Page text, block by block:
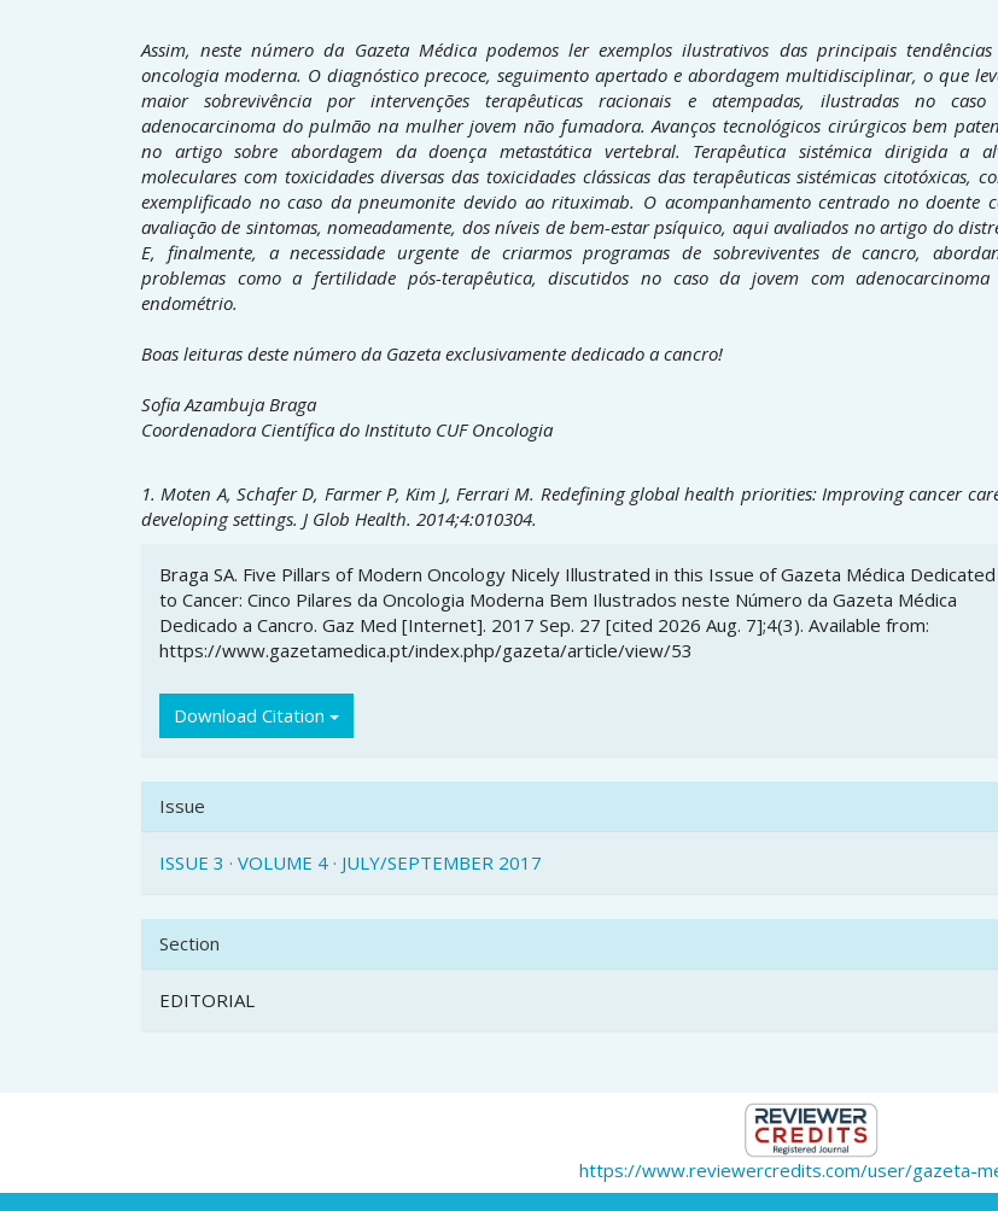
Assim, neste número da Gazeta Médica podemos ler exemplos ilustrativos das principais
oncologia moderna. O diagnóstico precoce, seguimento apertado e abordagem multidisciplinar, o que
maior sobrevivência por intervenções terapêuticas racionais e atempadas, ilustradas no caso
adenocarcinoma do pulmão na mulher jovem não fumadora. Avanços tecnológicos cirúrgicos bem
no artigo sobre abordagem da doença metastática vertebral. Terapêutica sistémica dirigida a
moleculares com toxicidades diversas das toxicidades clássicas das terapêuticas sistémicas citotóxicas,
exemplificado no caso da pneumonite devido ao rituximab. O acompanhamento centrado no doente
avaliação de sintomas, nomeadamente, dos níveis de bem-estar psíquico, aqui avaliados no artigo do
E, finalmente, a necessidade urgente de criarmos programas de sobreviventes de cancro,
problemas como a fertilidade pós-terapêutica, discutidos no caso da jovem com
endométrio.
Boas leituras deste número da Gazeta exclusivamente dedicado a cancro!
Sofia Azambuja Braga
Coordenadora Científica do Instituto CUF Oncologia
1. Moten A, Schafer D, Farmer P, Kim J, Ferrari M. Redefining global health priorities: Improving cancer
developing settings. J Glob Health. 2014;4:010304.
Article
Details
Braga SA. Five Pillars of Modern Oncology Nicely Illustrated in this Issue of Gazeta Médica Dedicated
to Cancer: Cinco Pilares da Oncologia Moderna Bem Ilustrados neste Número da Gazeta Médica
Dedicado a Cancro. Gaz Med [Internet]. 2017 Sep. 27 [cited 2026 Aug. 7];4(3). Available from:
https://www.gazetamedica.pt/index.php/gazeta/article/view/53
Download Citation
Issue
ISSUE 3 · VOLUME 4 · JULY/SEPTEMBER 2017
Section
EDITORIAL
https://www.reviewercredits.com/user/gazeta-